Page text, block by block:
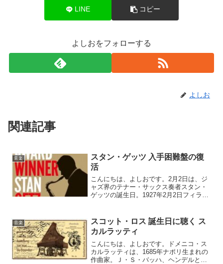
LINE コピー
よしおをフォローする
よしお
関連記事
音楽
スタン・ゲッツ 入手困難盤の復
活
こんにちは、よしおです。2月2日は、ジ
ャズ界のテナー・サックス奏者スタン・
ゲッツの誕生日。1927年2月2日フィラデ
らしぶりは貧しかったが、スタン・ゲッ
ツは音楽に惹きつ...
音楽
スコット・ロス 誕生日に聴く ス
カルラッティ
こんにちは、よしおです。ドメニコ・ス
カルラッティは、1685年ナポリ生まれの
作曲家。Ｊ・Ｓ・バッハ、ヘンデルと同